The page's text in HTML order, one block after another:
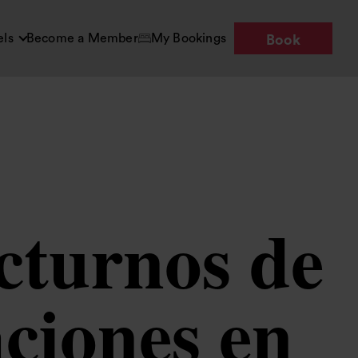
Become a Member My Bookings Book
de
en